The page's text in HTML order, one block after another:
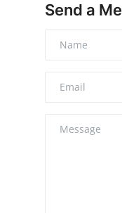
Ekonomi dan
Tehnology
Video Viral
Cryptocurrency
Send a